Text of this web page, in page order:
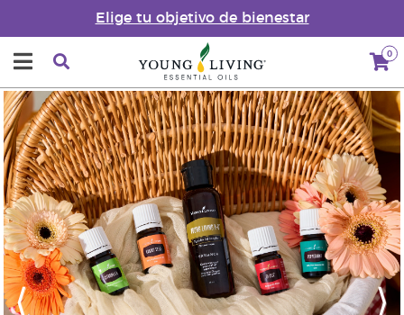
Elige tu objetivo de bienestar
0